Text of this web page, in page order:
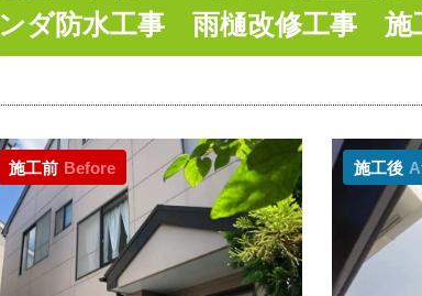
ンダ防水工事 雨樋改修工事 施
施工後
施工前 Before